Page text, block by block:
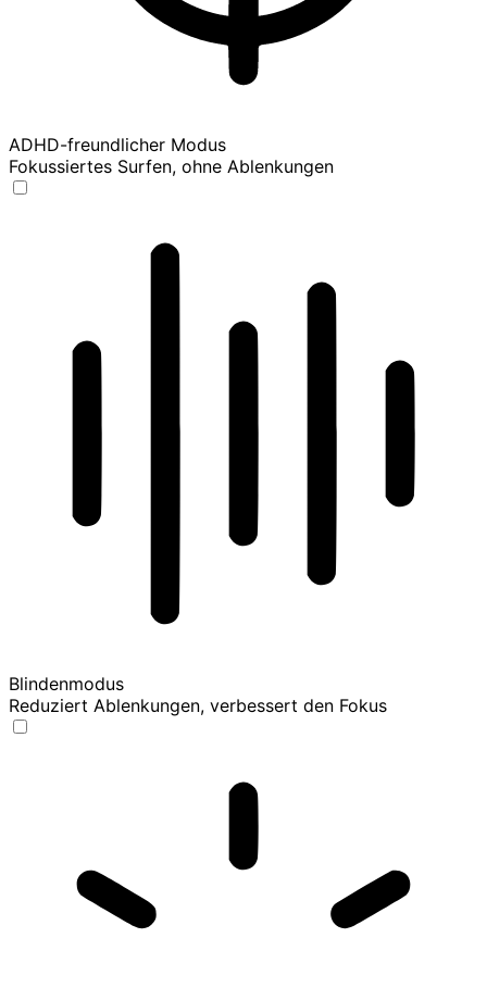
ADHD-freundlicher Modus
Fokussiertes Surfen, ohne Ablenkungen
Blindenmodus
Reduziert Ablenkungen, verbessert den Fokus